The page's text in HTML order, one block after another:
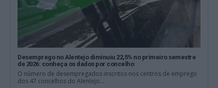
Desemprego no Alentejo diminuiu 22,5% no primeiro semestre
de 2026: conheça os dados por concelho
O número de desempregados inscritos nos centros de emprego
dos 47 concelhos do Alentejo...